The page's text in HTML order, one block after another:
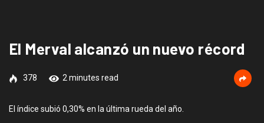
El Merval alcanzó un nuevo récord
378 2 minutes read
El índice subió 0,30% en la última rueda del año.